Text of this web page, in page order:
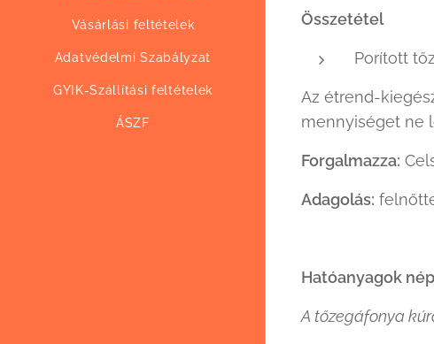
Vásárlási feltételek
Adatvédelmi Szabályzat
GYIK-Szállítási feltételek
ÁSZF
Az étrend-
mennyiséget ne
Forgalmazza:
Adagolás:
Hatóanyagok
A tőzegáfonya